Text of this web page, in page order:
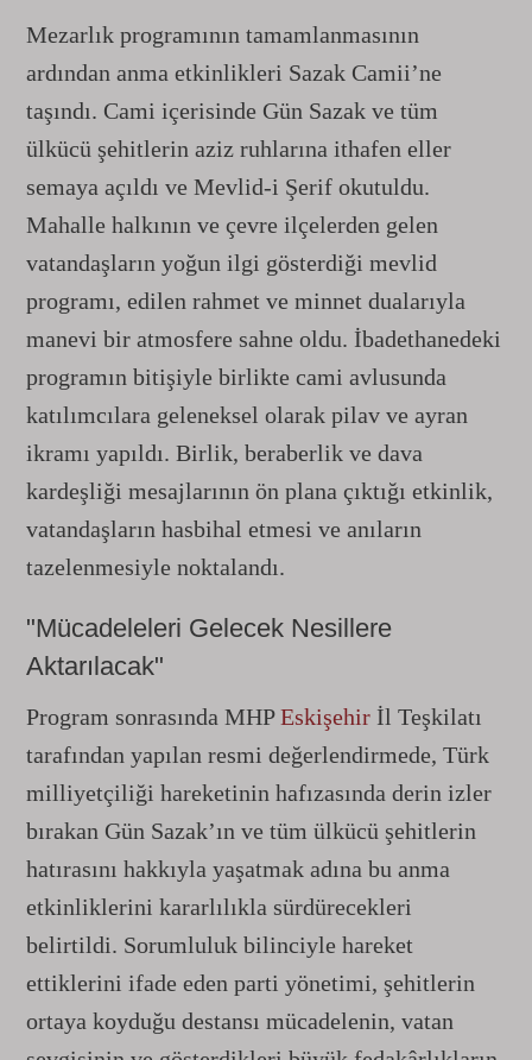
Mezarlık programının tamamlanmasının
ardından anma etkinlikleri Sazak Camii’ne
taşındı. Cami içerisinde Gün Sazak ve tüm
ülkücü şehitlerin aziz ruhlarına ithafen eller
semaya açıldı ve Mevlid-i Şerif okutuldu.
Mahalle halkının ve çevre ilçelerden gelen
vatandaşların yoğun ilgi gösterdiği mevlid
programı, edilen rahmet ve minnet dualarıyla
manevi bir atmosfere sahne oldu. İbadethanedeki
programın bitişiyle birlikte cami avlusunda
katılımcılara geleneksel olarak pilav ve ayran
ikramı yapıldı. Birlik, beraberlik ve dava
kardeşliği mesajlarının ön plana çıktığı etkinlik,
vatandaşların hasbihal etmesi ve anıların
tazelenmesiyle noktalandı.
"Mücadeleleri Gelecek Nesillere
Aktarılacak"
Program sonrasında MHPEskişehir İl Teşkilatı
tarafından yapılan resmi değerlendirmede, Türk
milliyetçiliği hareketinin hafızasında derin izler
bırakan Gün Sazak’ın ve tüm ülkücü şehitlerin
hatırasını hakkıyla yaşatmak adına bu anma
etkinliklerini kararlılıkla sürdürecekleri
belirtildi. Sorumluluk bilinciyle hareket
ettiklerini ifade eden parti yönetimi, şehitlerin
ortaya koyduğu destansı mücadelenin, vatan